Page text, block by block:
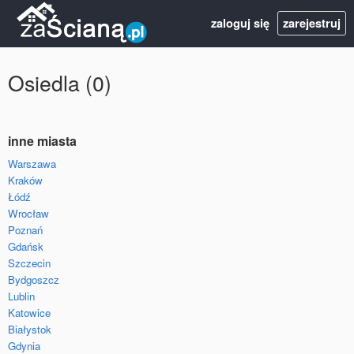
zaloguj się zarejestruj
Osiedla (0)
inne miasta
Warszawa
Kraków
Łódź
Wrocław
Poznań
Gdańsk
Szczecin
Bydgoszcz
Lublin
Katowice
Białystok
Gdynia